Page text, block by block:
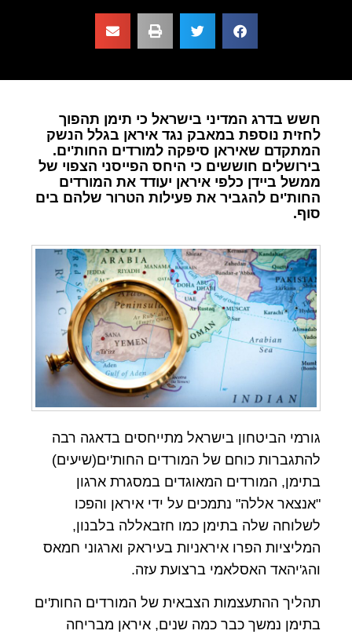
חשש בדרג המדיני בישראל כי תימן תהפוך
לחזית נוספת במאבק נגד איראן בגלל הנשק
המתקדם שאיראן סיפקה למורדים החות'ים.
בירושלים חוששים כי היחס הפייסני הצפוי של
ממשל ביידן כלפי איראן יעודד את המורדים
החות'ים להגביר את פעילות הטרור שלהם בים
סוף.
גורמי הביטחון בישראל מתייחסים בדאגה רבה
להתגברות כוחם של המורדים החות'ים(שיעים)
בתימן, המורדים המאוגדים במסגרת ארגון
"אנצאר אללה" נתמכים על ידי איראן והפכו
לשלוחה שלה בתימן כמו חזבאללה בלבנון,
המליציות הפרו איראניות בעיראק וארגוני חמאס
והג'יהאד האסלאמי ברצועת עזה.
תהליך ההתעצמות הצבאית של המורדים החות'ים
בתימן נמשך כבר כמה שנים, איראן מבריחה